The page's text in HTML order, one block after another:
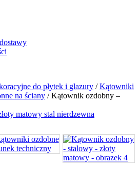
do płytek i glazury /Kątowniki
na ściany / Kątownik ozdobny –